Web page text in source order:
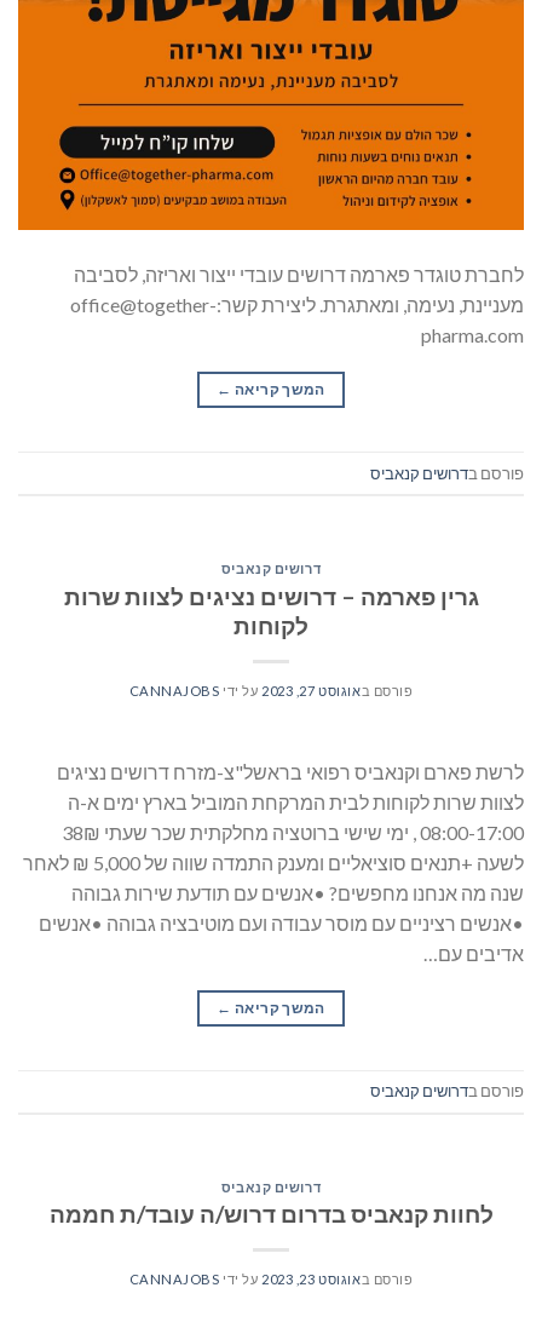
לחברת טוגדר פארמה דרושים עובדי ייצור ואריזה, לסביבה
מעניינת, נעימה, ומאתגרת. ליצירת קשר:office@together-
pharma.com
המשך קריאה →
פורסם בדרושים קנאביס
דרושים קנאביס
גרין פארמה – דרושים נציגים לצוות שרות
לקוחות
פורסם באוגוסט 27, 2023 על ידי CANNAJOBS
לרשת פארם וקנאביס רפואי בראשל"צ-מזרח דרושים נציגים
לצוות שרות לקוחות לבית המרקחת המוביל בארץ ימים א-ה
08:00-17:00 , ימי שישי ברוטציה מחלקתית שכר שעתי 38₪
לשעה +תנאים סוציאליים ומענק התמדה שווה של 5,000 ₪ לאחר
שנה מה אנחנו מחפשים? •אנשים עם תודעת שירות גבוהה
•אנשים רציניים עם מוסר עבודה ועם מוטיבציה גבוהה •אנשים
אדיבים עם…
המשך קריאה →
פורסם בדרושים קנאביס
דרושים קנאביס
לחוות קנאביס בדרום דרוש/ה עובד/ת חממה
פורסם באוגוסט 23, 2023 על ידי CANNAJOBS